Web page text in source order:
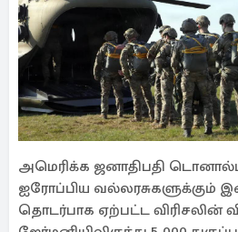
அமெரிக்க ஜனாதிபதி டொனால்ட்
ஐரோப்பிய வல்லரசுகளுக்கும்
தொடர்பாக ஏற்பட்ட விரிசலின்